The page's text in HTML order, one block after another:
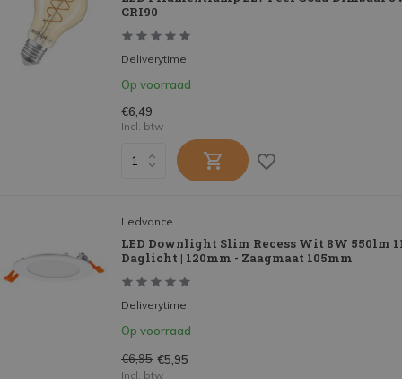
CRI90
Deliverytime
Op voorraad
€6,49
Incl. btw
Ledvance
LED Downlight Slim Recess Wit 8W 550lm
Daglicht | 120mm - Zaagmaat 105mm
Deliverytime
Op voorraad
€6,95 €5,95
Incl. btw